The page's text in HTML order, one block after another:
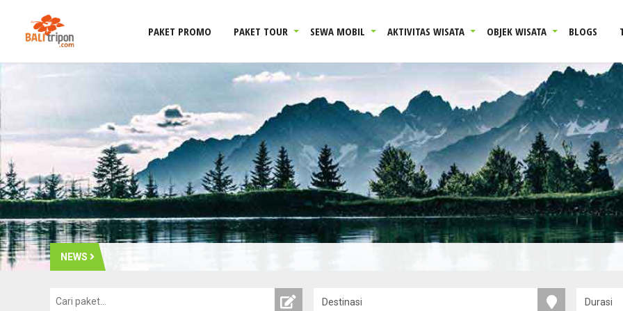
PAKET PROMO PAKET TOUR SEWA MOBIL AKTIVITAS WISATA OBJEK WISATA BLOGS
NEWS